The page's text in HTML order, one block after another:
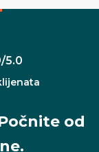
5.0
od